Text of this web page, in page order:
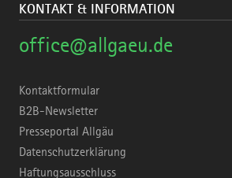
KONTAKT & INFORMATION
office@allgaeu.de
Kontaktformular
B2B-Newsletter
Presseportal Allgäu
Datenschutzerklärung
Haftungsausschluss